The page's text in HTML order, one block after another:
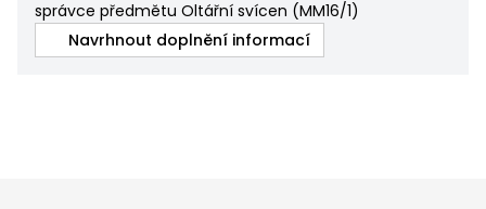
správce předmětu Oltářní svícen (MM16/1)
Navrhnout doplnění informací